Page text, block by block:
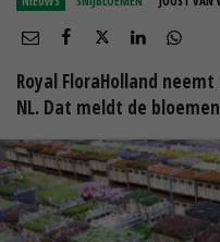
Royal FloraHolland
NL. Dat meldt de